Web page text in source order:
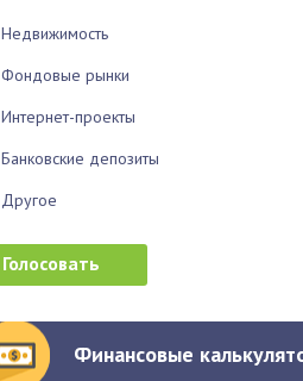
Недвижимость
Фондовые рынки
Интернет-проекты
Банковские депозиты
Другое
Финансовые